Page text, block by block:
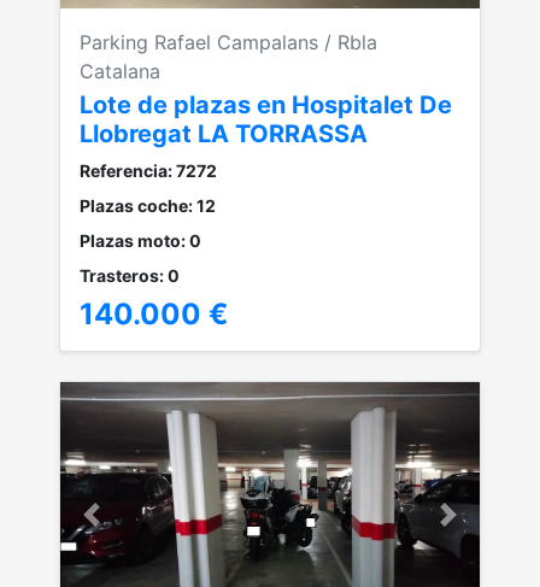
Parking Rafael Campalans / Rbla
Catalana
Lote de plazas en Hospitalet De
Llobregat LA TORRASSA
Referencia: 7272
Plazas coche: 12
Plazas moto: 0
Trasteros: 0
140.000 €
Anterior Siguiente